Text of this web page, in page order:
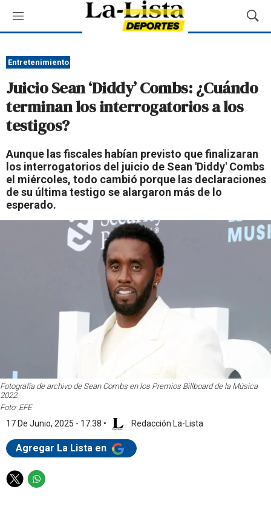
M
e
ú
M
o
a
r
q
u
e
d
Entretenimiento
Juicio Sean ‘Diddy’ Combs: ¿Cuándo
terminan los interrogatorios a los
testigos?
Aunque las fiscales habían previsto que finalizaran
los interrogatorios del juicio de Sean 'Diddy' Combs
el miércoles, todo cambió porque las declaraciones
de su última testigo se alargaron más de lo
esperado.
Fotografía de archivo de Sean Combs en los Premios Billboard de la Música
2022.
Foto: EFE
17 De Junio, 2025 - 17:38 • Redacción La-Lista
Agregar La Lista en
T
W